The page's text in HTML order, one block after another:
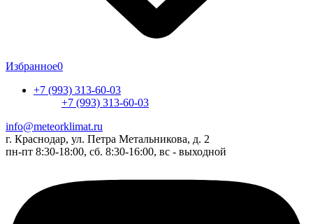
Избранное0
+7 (993) 313-60-03
+7 (993) 313-60-03
info@meteorklimat.ru
г. Краснодар, ул. Петра Метальникова, д. 2
пн-пт 8:30-18:00, сб. 8:30-16:00, вс - выходной